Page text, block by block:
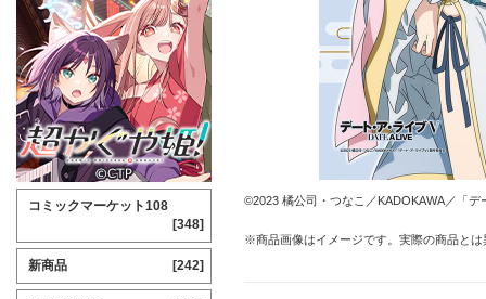
©2023 橘公司・つなこ／KADOKAWA／「
※商品画像はイメージです。実際の商品と
コミックマーケット108
[348]
新商品 [242]